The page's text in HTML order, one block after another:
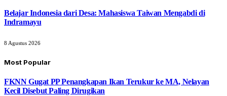
Belajar Indonesia dari Desa: Mahasiswa Taiwan Mengabdi di
Indramayu
8 Agustus 2026
Most Popular
FKNN Gugat PP Penangkapan Ikan Terukur ke MA, Nelayan
Kecil Disebut Paling Dirugikan